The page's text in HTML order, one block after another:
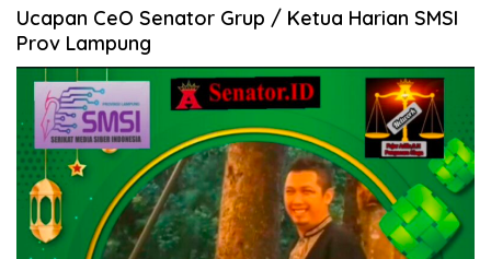
Ucapan CeO Senator Grup / Ketua Harian SMSI
Prov Lampung